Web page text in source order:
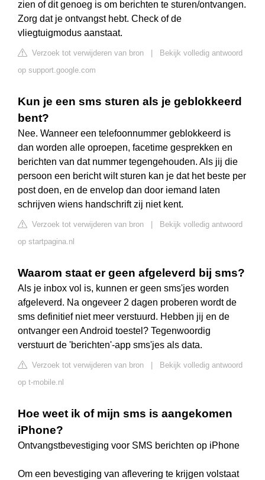
zien of dit genoeg is om berichten te sturen/ontvangen.
Zorg dat je ontvangst hebt. Check of de
vliegtuigmodus aanstaat.
Verzoek tot verwijderen van bron
Bekijk volledig antwoord
op support.google.com
Kun je een sms sturen als je geblokkeerd
bent?
Nee. Wanneer een telefoonnummer geblokkeerd is
dan worden alle oproepen, facetime gesprekken en
berichten van dat nummer tegengehouden. Als jij die
persoon een bericht wilt sturen kan je dat het beste per
post doen, en de envelop dan door iemand laten
schrijven wiens handschrift zij niet kent.
Verzoek tot verwijderen van bron
Bekijk volledig antwoord
op startpagina.nl
Waarom staat er geen afgeleverd bij sms?
Als je inbox vol is, kunnen er geen sms'jes worden
afgeleverd. Na ongeveer 2 dagen proberen wordt de
sms definitief niet meer verstuurd. Hebben jij en de
ontvanger een Android toestel? Tegenwoordig
verstuurt de 'berichten'-app sms'jes als data.
Verzoek tot verwijderen van bron
Bekijk volledig antwoord
op t-mobile.nl
Hoe weet ik of mijn sms is aangekomen
iPhone?
Ontvangstbevestiging voor SMS berichten op iPhone
Om een bevestiging van aflevering te krijgen volstaat